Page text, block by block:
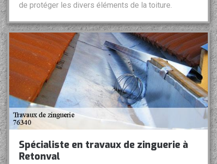
de protéger les divers éléments de la toiture.
Spécialiste en travaux de zinguerie à
Retonval